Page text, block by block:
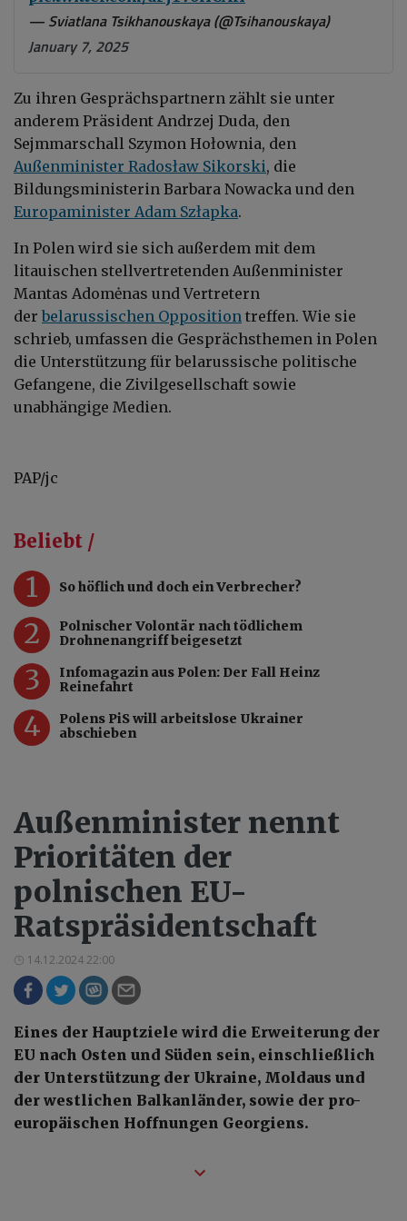
— Sviatlana Tsikhanouskaya (@Tsihanouskaya)
January 7, 2025
Zu ihren Gesprächspartnern zählt sie unter
anderem Präsident Andrzej Duda, den
Sejmmarschall Szymon Hołownia, den
Außenminister Radosław Sikorski, die
Bildungsministerin Barbara Nowacka und den
Europaminister Adam Szłapka.
In Polen wird sie sich außerdem mit dem
litauischen stellvertretenden Außenminister
Mantas Adomėnas und Vertretern
derbelarussischen Opposition treffen. Wie sie
schrieb, umfassen die Gesprächsthemen in Polen
die Unterstützung für belarussische politische
Gefangene, die Zivilgesellschaft sowie
unabhängige Medien.
PAP/jc
Beliebt /
1 So höflich und doch ein Verbrecher?
2
Polnischer Volontär nach tödlichem
Drohnenangriff beigesetzt
3
Infomagazin aus Polen: Der Fall Heinz
Reinefahrt
4
Polens PiS will arbeitslose Ukrainer
abschieben
Außenminister nennt
Prioritäten der
polnischen EU-
Ratspräsidentschaft
14.12.2024 22:00
Eines der Hauptziele wird die Erweiterung der
EU nach Osten und Süden sein, einschließlich
der Unterstützung der Ukraine, Moldaus und
der westlichen Balkanländer, sowie der pro-
europäischen Hoffnungen Georgiens.